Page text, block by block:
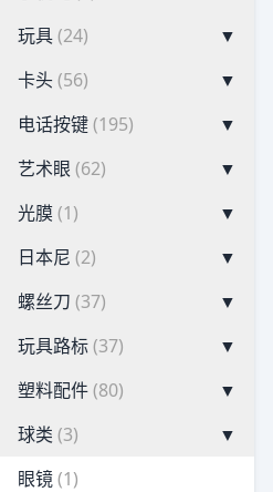
玩具(24)
▼
卡头(56)
▼
电话按键(195)
▼
艺术眼 (62)
▼
光膜(1)
▼
日本尼 (2)
▼
螺丝刀 (37)
▼
玩具路标(37)
▼
塑料配件(80)
▼
球类 (3)
▼
眼镜(1)